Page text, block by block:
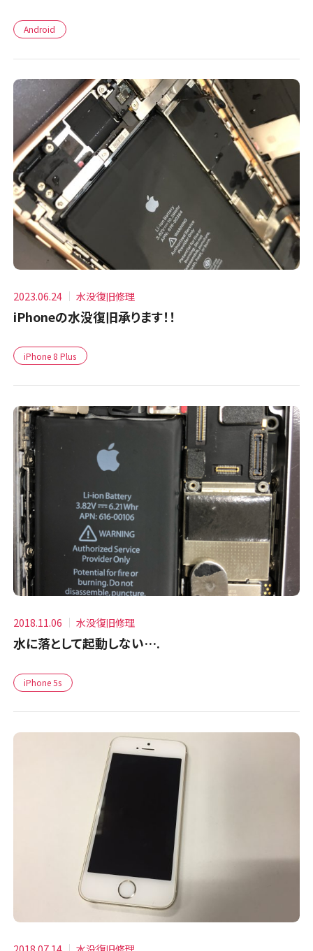
Android
2023.06.24 水没復旧修理
iPhoneの水没復旧承ります！！
iPhone 8 Plus
2018.11.06 水没復旧修理
水に落として起動しない….
iPhone 5s